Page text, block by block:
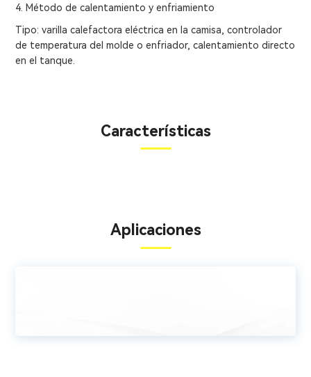
4. Método de calentamiento y enfriamiento
Tipo: varilla calefactora eléctrica en la camisa, controlador
de temperatura del molde o enfriador, calentamiento directo
en el tanque.
Características
Aplicaciones